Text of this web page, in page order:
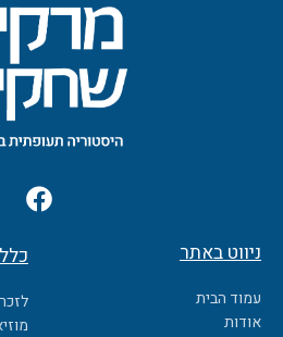
F
a
ניווט באתר
עמוד הבית
אודות
כללי
לזכרם